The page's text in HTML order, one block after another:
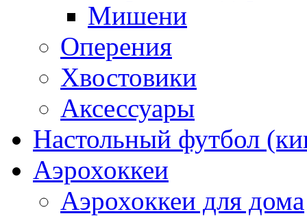
Мишени
Оперения
Хвостовики
Аксессуары
Настольный футбол
Аэрохоккеи
Аэрохоккеи для дома